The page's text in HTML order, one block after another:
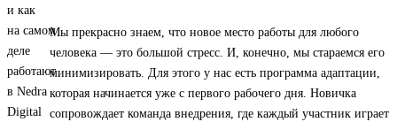
Мы прекрасно знаем, что новое место работы для любого
человека — это большой стресс. И, конечно, мы стараемся его
минимизировать. Для этого у нас есть программа адаптации,
которая начинается уже с первого рабочего дня. Новичка
сопровождает команда внедрения, где каждый участник играет